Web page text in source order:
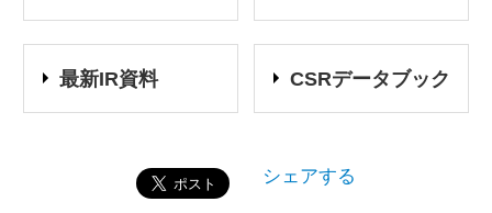
最新IR資料 CSRデータブック
シェアする